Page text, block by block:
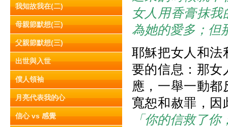
我知故我在(二)
母親節默想(三)
父親節默想(三)
出世與入世
僕人領袖
月亮代表我的心
信心 vs 感覺
女人用香膏抹
為她的愛多；但
耶穌把女人和法
要的信息：那女
應，一舉一動
寬恕和赦罪，因
「你的信救了